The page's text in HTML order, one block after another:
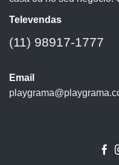
Televendas
(11) 98917-1777
Email